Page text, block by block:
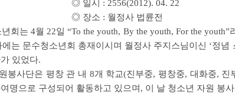
04. 22
사 법륜전
회는 4월 22일 “To the youth, By the youth, For the
는 문수청소년회 총재이시며 월정사 주지스님이신 ‘정념
있었다.
봉사단은 평창 관 내 8개 학교(진부중, 평창중, 대화중, 진
명으로 구성되어 활동하고 있으며, 이 날 청소년 자원 봉